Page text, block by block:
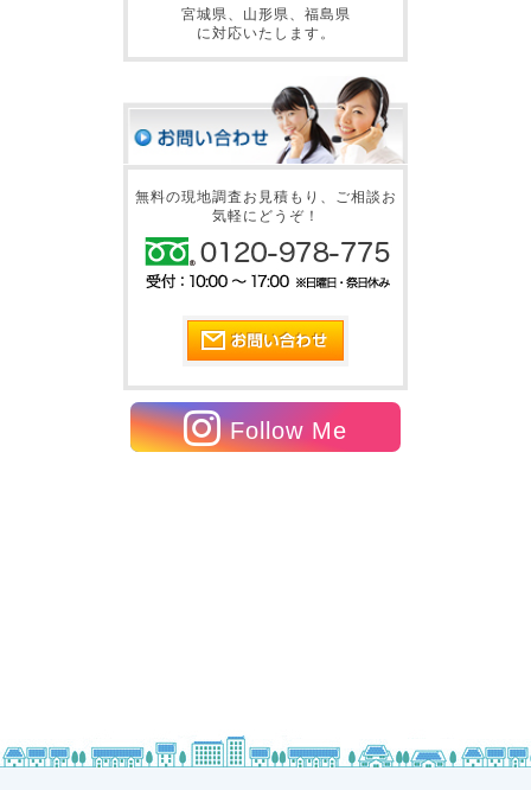
宮城県、山形県、福島県
に対応いたします。
無料の現地調査お見積もり、ご相談お
気軽にどうぞ！
Follow Me